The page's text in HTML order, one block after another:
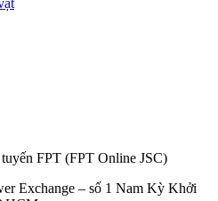
FPT (FPT Online JSC)
Exchange – số 1 Nam Kỳ Khởi